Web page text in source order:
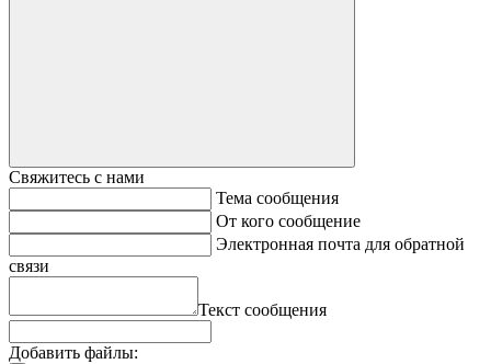
Свяжитесь с нами
Тема сообщения
От кого сообщение
Электронная почта для обратной
связи
Текст сообщения
Добавить файлы: